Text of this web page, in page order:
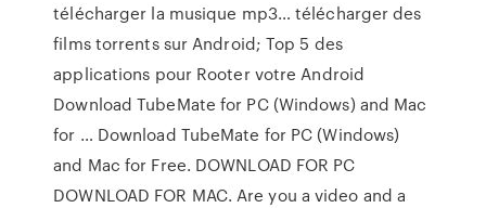
télécharger la musique mp3… télécharger des
films torrents sur Android; Top 5 des
applications pour Rooter votre Android
Download TubeMate for PC (Windows) and Mac
for … Download TubeMate for PC (Windows)
and Mac for Free. DOWNLOAD FOR PC
DOWNLOAD FOR MAC. Are you a video and a